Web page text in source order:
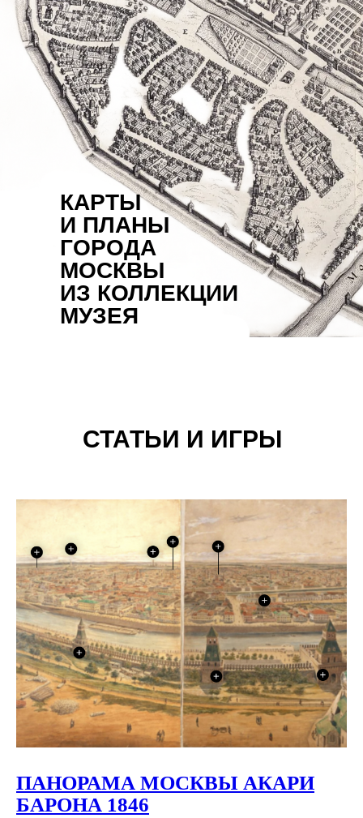
КАРТЫ
И ПЛАНЫ
ГОРОДА
МОСКВЫ
ИЗ КОЛЛЕКЦИИ
МУЗЕЯ
СТАТЬИ И ИГРЫ
ПАНОРАМА МОСКВЫ АКАРИ
БАРОНА 1846